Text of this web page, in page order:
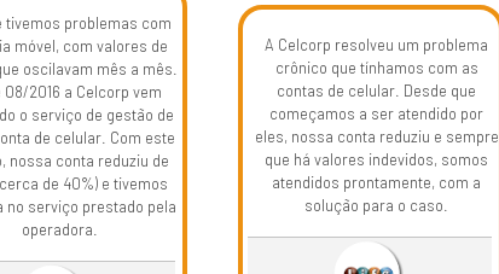
tivemos problemas com
móvel, com valores de
oscilavam mês a mês.
08/2016 a Celcorp vem
o serviço de gestão de
de celular. Com este
nossa conta reduziu de
de 40%) e tivemos
no serviço prestado pela
operadora.
A Celcorp resolveu um problema
crônico que tínhamos com as
contas de celular. Desde que
começamos a ser atendido por
eles, nossa conta reduziu e sempre
que há valores indevidos, somos
atendidos prontamente, com a
solução para o caso.